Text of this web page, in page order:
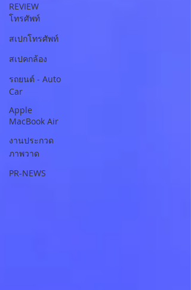
REVIEW
โทรศัพท์
สเปกโทรศัพท์
สเปคกล้อง
รถยนต์ - Auto
Car
Apple
MacBook Air
งานประกวด
ภาพวาด
PR-NEWS